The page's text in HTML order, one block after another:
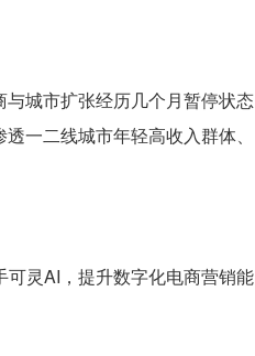
城市扩张经历几个月暂停状态
一二线城市年轻高收入群体、
灵AI，提升数字化电商营销能